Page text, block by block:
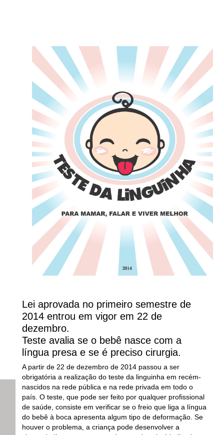
Lei aprovada no primeiro semestre de
2014 entrou em vigor em 22 de
dezembro.
Teste avalia se o bebê nasce com a
língua presa e se é preciso cirurgia.
A partir de 22 de dezembro de 2014 passou a ser
obrigatória a realização do teste da linguinha em recém-
nascidos na rede pública e na rede privada em todo o
país. O teste, que pode ser feito por qualquer profissional
de saúde, consiste em verificar se o freio que liga a língua
do bebê à boca apresenta algum tipo de deformação. Se
houver o problema, a criança pode desenvolver a